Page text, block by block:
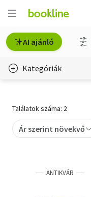
AI ajánló
Kategóriák
Gyermek- és ifjúsági
Találatok száma: 2
Ár szerint növekvő
ANTIKVÁR